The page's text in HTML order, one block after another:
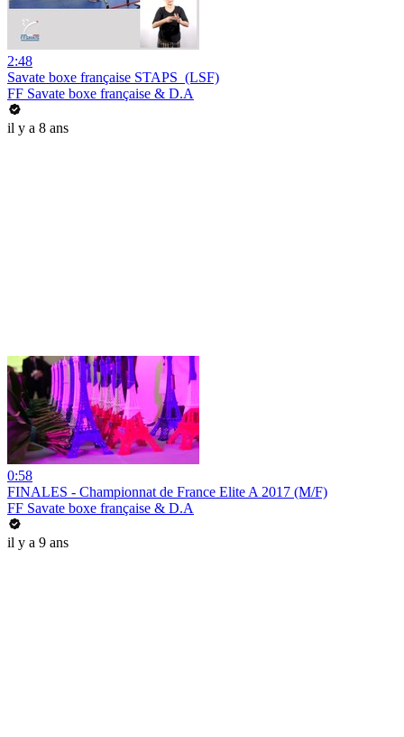
2:48
Savate boxe française STAPS_(LSF)
FF Savate boxe française & D.A
il y a 8 ans
0:58
FINALES - Championnat de France Elite A 2017 (M/F)
FF Savate boxe française & D.A
il y a 9 ans